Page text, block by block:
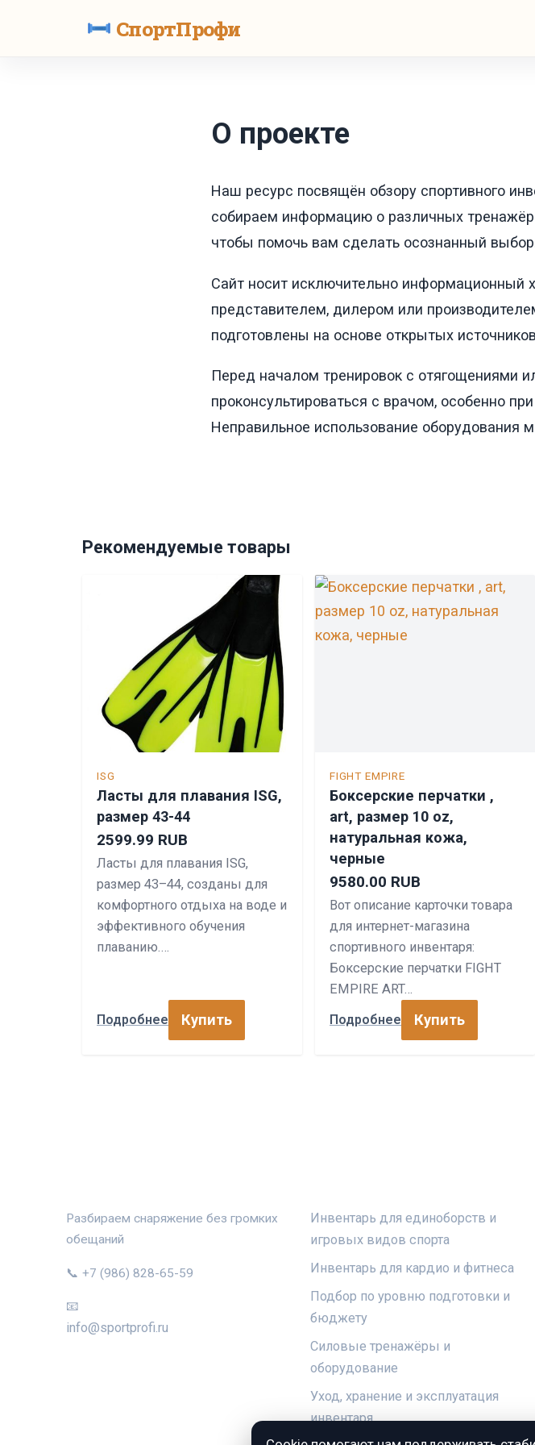
СпортПрофи
О проекте
Наш ресурс посвящён обзору спортивного
собираем информацию о различных
чтобы помочь вам сделать осознанный
Сайт носит исключительно
представителем, дилером или
подготовлены на основе открытых
Перед началом тренировок с отягощениями
проконсультироваться с врачом, особенно
Неправильное использование оборудования
Рекомендуемые товары
ISG
Ласты для плавания ISG,
размер 43-44
2599.99 RUB
Ласты для плавания ISG,
размер 43–44, созданы для
комфортного отдыха на воде и
эффективного обучения
плаванию.…
Подробнее Купить
FIGHT EMPIRE
Боксерские перчатки ,
art, размер 10 oz,
натуральная кожа,
черные
9580.00 RUB
Вот описание карточки товара
для интернет-магазина
спортивного инвентаря:
Боксерские перчатки FIGHT
EMPIRE ART…
Подробнее Купить
Разбираем снаряжение без громких
обещаний
📞 +7 (986) 828-65-59
📧
info@sportprofi.ru
Инвентарь для единоборств и
игровых видов спорта
Инвентарь для кардио и фитнеса
Подбор по уровню подготовки и
бюджету
Силовые тренажёры и
оборудование
Уход, хранение и эксплуатация
инвентаря